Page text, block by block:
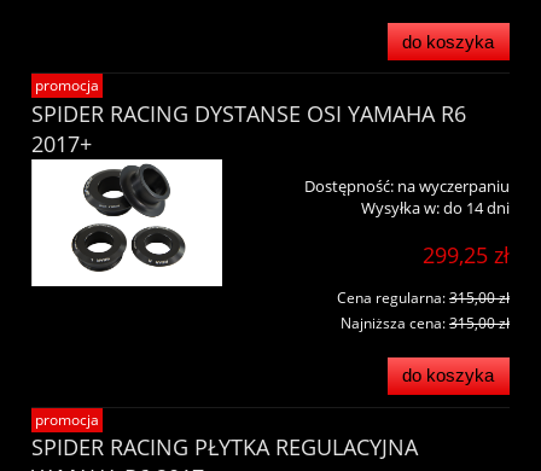
do koszyka
SPIDER RACING DYSTANSE OSI YAMAHA R6
2017+
Dostępność: na wyczerpaniu
Wysyłka w:do 14 dni
299,25 zł
Cena regularna:315,00 zł
Najniższa cena:315,00 zł
do koszyka
promocja
SPIDER RACING PŁYTKA REGULACYJNA
promocja